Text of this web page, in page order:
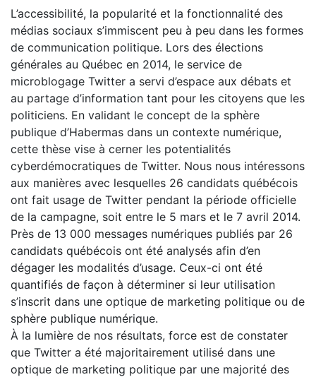
L’accessibilité, la popularité et la fonctionnalité des
médias sociaux s’immiscent peu à peu dans les formes
de communication politique. Lors des élections
générales au Québec en 2014, le service de
microblogage Twitter a servi d’espace aux débats et
au partage d’information tant pour les citoyens que les
politiciens. En validant le concept de la sphère
publique d’Habermas dans un contexte numérique,
cette thèse vise à cerner les potentialités
cyberdémocratiques de Twitter. Nous nous intéressons
aux manières avec lesquelles 26 candidats québécois
ont fait usage de Twitter pendant la période officielle
de la campagne, soit entre le 5 mars et le 7 avril 2014.
Près de 13 000 messages numériques publiés par 26
candidats québécois ont été analysés afin d’en
dégager les modalités d’usage. Ceux-ci ont été
quantifiés de façon à déterminer si leur utilisation
s’inscrit dans une optique de marketing politique ou de
sphère publique numérique.
À la lumière de nos résultats, force est de constater
que Twitter a été majoritairement utilisé dans une
optique de marketing politique par une majorité des